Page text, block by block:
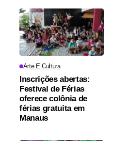
Arte E Cultura
Inscrições abertas:
Festival de Férias
oferece colônia de
férias gratuita em
Manaus